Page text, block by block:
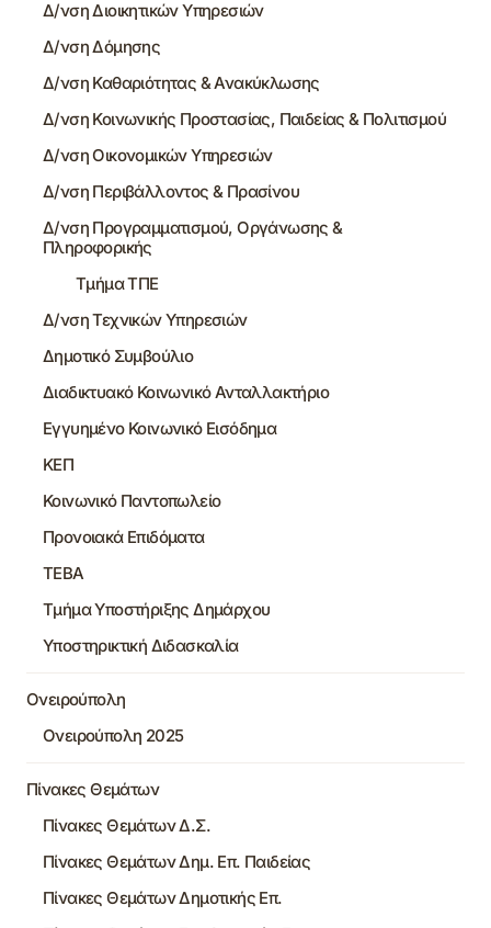
Δ/νση Διοικητικών Υπηρεσιών
Δ/νση Δόμησης
Δ/νση Καθαριότητας & Ανακύκλωσης
Δ/νση Κοινωνικής Προστασίας, Παιδείας & Πολιτισμού
Δ/νση Οικονομικών Υπηρεσιών
Δ/νση Περιβάλλοντος & Πρασίνου
Δ/νση Προγραμματισμού, Οργάνωσης &
Πληροφορικής
Τμήμα ΤΠΕ
Δ/νση Τεχνικών Υπηρεσιών
Δημοτικό Συμβούλιο
Διαδικτυακό Κοινωνικό Ανταλλακτήριο
Εγγυημένο Κοινωνικό Εισόδημα
ΚΕΠ
Κοινωνικό Παντοπωλείο
Προνοιακά Επιδόματα
ΤΕΒΑ
Τμήμα Υποστήριξης Δημάρχου
Υποστηρικτική Διδασκαλία
Ονειρούπολη
Ονειρούπολη 2025
Πίνακες Θεμάτων
Πίνακες Θεμάτων Δ.Σ.
Πίνακες Θεμάτων Δημ. Επ. Παιδείας
Πίνακες Θεμάτων Δημοτικής Επ.